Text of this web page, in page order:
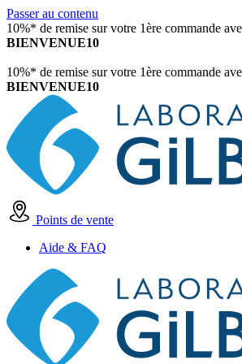
Passer au contenu
10%* de remise sur votre 1ère commande
BIENVENUE10
10%* de remise sur votre 1ère commande
BIENVENUE10
Points de vente
Aide & FAQ